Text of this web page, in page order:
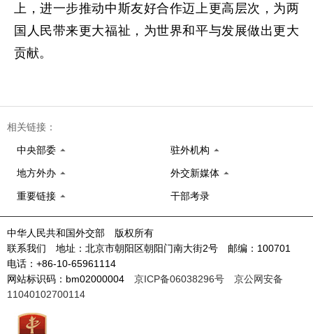
上，进一步推动中斯友好合作迈上更高层次，为两
国人民带来更大福祉，为世界和平与发展做出更大
贡献。
相关链接：
中央部委 驻外机构
地方外办 外交新媒体
重要链接 干部考录
中华人民共和国外交部 版权所有
联系我们 地址：北京市朝阳区朝阳门南大街2号 邮编：100701
电话：+86-10-65961114
网站标识码：bm02000004 京ICP备06038296号
京公网安备
11040102700114